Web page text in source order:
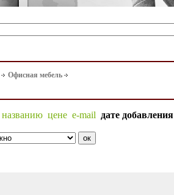
Офисная мебель
названию цене e-mail дате добавления